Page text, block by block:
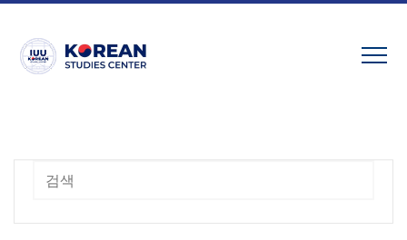
Skip
content
Хайх